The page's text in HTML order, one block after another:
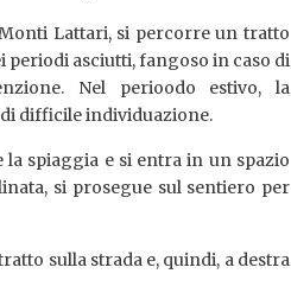
Lattari, si percorre un tratto
asciutti, fangoso in caso di
Nel perioodo estivo, la
difficile individuazione.
spiaggia e si entra in un spazio
si prosegue sul sentiero per
sulla strada e, quindi, a destra